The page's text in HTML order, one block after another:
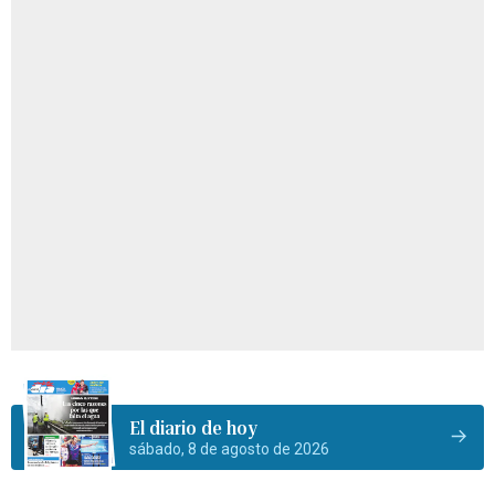
El diario de hoy
sábado, 8 de agosto de 2026